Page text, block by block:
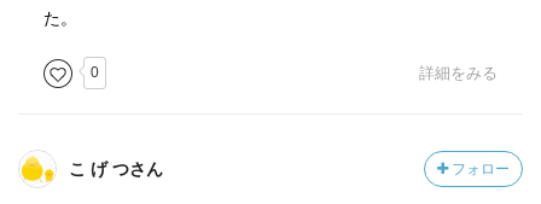
た。
0 詳細をみる
こ げ つさん フォロー